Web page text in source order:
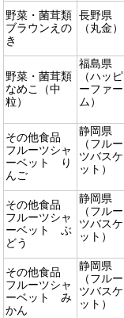
野菜・菌茸類
ブラウンえの
き
長野県
（丸金）
野菜・菌茸類
なめこ（中
粒）
福島県
（ハッピ
ーファー
ム）
その他食品
フルーツシャ
ーベット り
んご
静岡県
（フルー
ツバスケ
ット）
その他食品
フルーツシャ
ーベット ぶ
どう
静岡県
（フルー
ツバスケ
ット）
その他食品
フルーツシャ
ーベット み
かん
静岡県
（フルー
ツバスケ
ット）